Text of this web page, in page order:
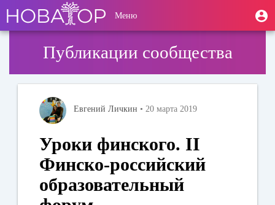
основному
содержанию
User
account
Меню
Публикации сообщества
Евгений Личкин • 20 марта 2019
Уроки финского. II
Финско-российский
образовательный